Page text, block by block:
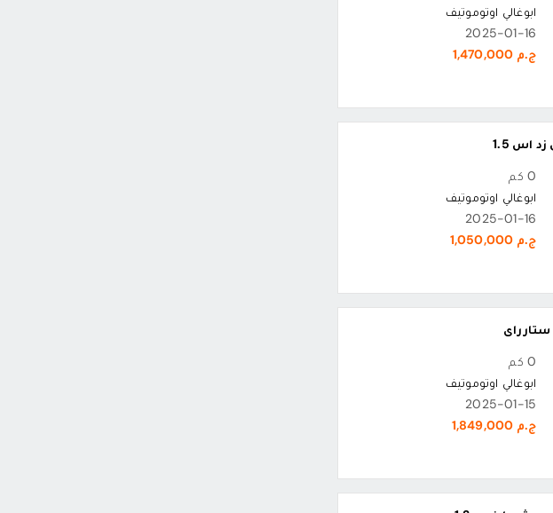
ابوغالي اوتوموتيف
2025-01-16
ج.م 1,470,000
0 كم
ابوغالي اوتوموتيف
2025-01-16
ج.م 1,050,000
0 كم
ابوغالي اوتوموتيف
2025-01-15
ج.م 1,849,000